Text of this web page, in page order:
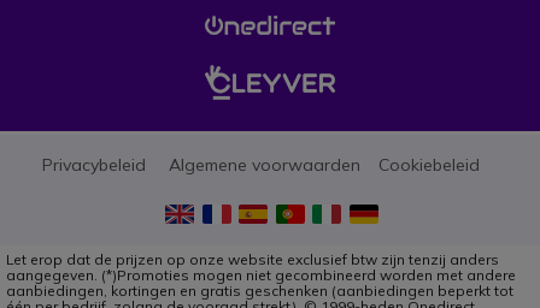
Privacybeleid Algemene voorwaarden Cookiebeleid
Let erop dat de prijzen op onze website exclusief btw zijn tenzij anders
aangegeven. (*)Promoties mogen niet gecombineerd worden met andere
aanbiedingen, kortingen en gratis geschenken (aanbiedingen beperkt tot